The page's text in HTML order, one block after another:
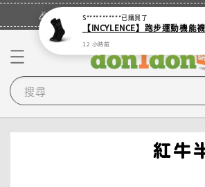
🎉登入會員・領取您的專屬折扣券！
搜尋
S***********已購買了
12 小時前